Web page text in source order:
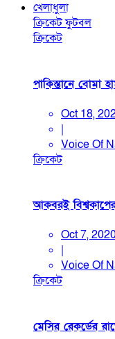
খেলাধুলা
ক্রিকেটফুটবল
ক্রিকেট
পাকিস্তানে বোমা
Oct 18,
|
Voice Of
ক্রিকেট
আকবরই
Oct 7,
|
Voice Of
ক্রিকেট
মেসির রেকর্ডের